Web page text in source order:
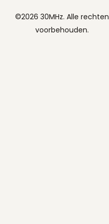
©2026 30MHz. Alle rechten
voorbehouden.